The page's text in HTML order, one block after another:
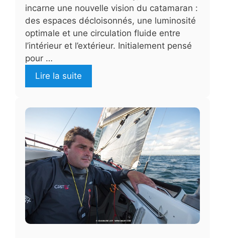
incarne une nouvelle vision du catamaran :
des espaces décloisonnés, une luminosité
optimale et une circulation fluide entre
l’intérieur et l’extérieur. Initialement pensé
pour …
Lire la suite